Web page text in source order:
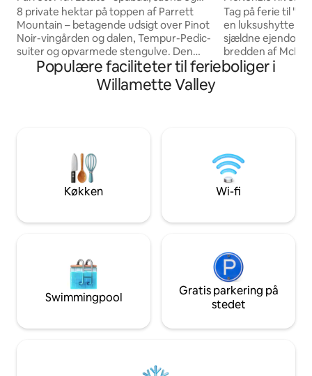
udsigt over dalen
8 private hektar på toppen af Parrett
Mountain – betagende udsigt over Pinot
Noir-vingården og dalen, Tempur-Pedic-
suiter og opvarmede stengulve. Den
eneste ejendom i Willamette Valley med
sauna i oregonrød cedertræ, koldt
bassin, spabad under stjernehimlen og
til 12 personer. Valgfrit tilgængeligt
tilbehør: privat kok, vinsmagning med
sommelier og concierge-tjenester. 5
minutter til Newberg · 30 minutter til
tæt på varme
Tag på ferie til
en luksushytte
sjældne
bredden af
du kan fiske fra dækket.
komplet,
komplet
specialfremstillet
der et stort
badeværelse.
Populære faciliteter til ferieboliger i
Willamette Valley
Køkken Wi-fi
Swimmingpool
Gratis parkering på
stedet